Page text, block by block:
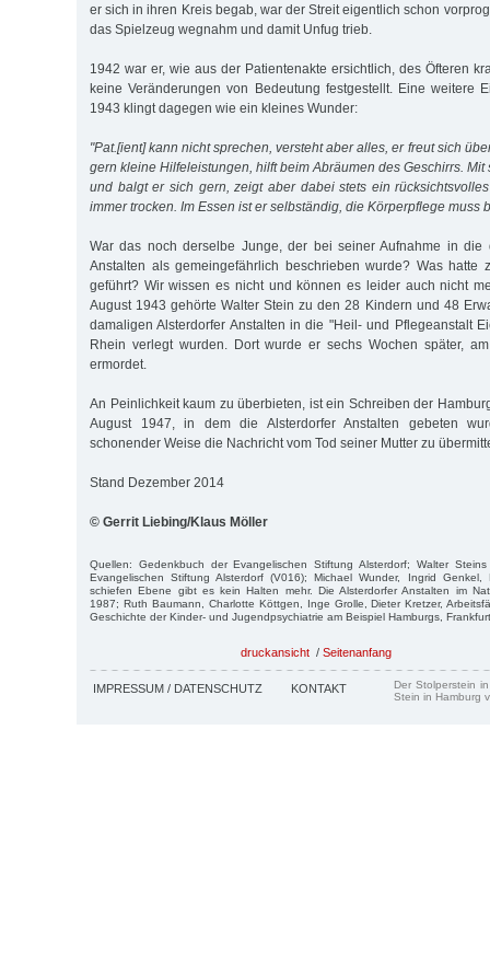
er sich in ihren Kreis begab, war der Streit eigentlich schon
das Spielzeug wegnahm und damit Unfug trieb.
1942 war er, wie aus der Patientenakte ersichtlich, des Öfteren
keine Veränderungen von Bedeutung festgestellt. Eine weitere
1943 klingt dagegen wie ein kleines Wunder:
"Pat.[ient] kann nicht sprechen, versteht aber alles, er freut sich
gern kleine Hilfeleistungen, hilft beim Abräumen des Geschirrs.
und balgt er sich gern, zeigt aber dabei stets ein
immer trocken. Im Essen ist er selbständig, die Körperpflege muss
War das noch derselbe Junge, der bei seiner Aufnahme in die
Anstalten als gemeingefährlich beschrieben wurde? Was hatte
geführt? Wir wissen es nicht und können es leider auch nicht
August 1943 gehörte Walter Stein zu den 28 Kindern und 48
damaligen Alsterdorfer Anstalten in die "Heil- und Pflegeanstalt
Rhein verlegt wurden. Dort wurde er sechs Wochen später,
ermordet.
An Peinlichkeit kaum zu überbieten, ist ein Schreiben der
August 1947, in dem die Alsterdorfer Anstalten gebeten
schonender Weise die Nachricht vom Tod seiner Mutter zu
Stand Dezember 2014
© Gerrit Liebing/Klaus Möller
Quellen: Gedenkbuch der Evangelischen Stiftung Alsterdorf; Walter
Evangelischen Stiftung Alsterdorf (V016); Michael Wunder, Ingrid Genkel,
schiefen Ebene gibt es kein Halten mehr. Die Alsterdorfer Anstalten im
1987; Ruth Baumann, Charlotte Köttgen, Inge Grolle, Dieter Kretzer,
Geschichte der Kinder- und Jugendpsychiatrie am Beispiel Hamburgs,
druckansicht / Seitenanfang
IMPRESSUM / DATENSCHUTZ KONTAKT
Der Stolperstein
Stein in Hamburg